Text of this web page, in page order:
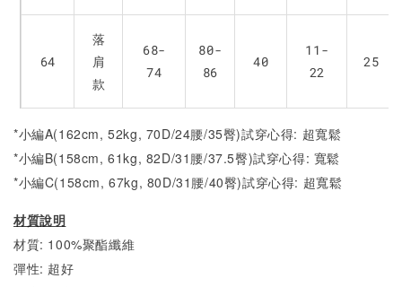
64
落
肩
款
68-
74
80-
86
40
11-
22
25
*小編A(162cm, 52kg, 70D/24腰/35臀)試穿心得: 超寬鬆
*小編B(158cm, 61kg, 82D/31腰/37.5臀)試穿心得: 寬鬆
*小編C(158cm, 67kg, 80D/31腰/40臀)試穿心得: 超寬鬆
材質說明
材質: 100%聚酯纖維
彈性: 超好